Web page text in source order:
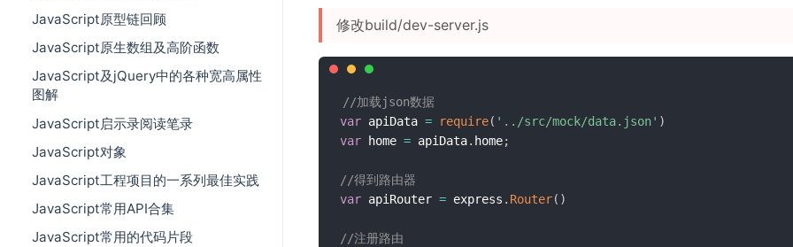
JavaScript原型链回顾
JavaScript原生数组及高阶函数
JavaScript及jQuery中的各种宽高属性
图解
JavaScript启示录阅读笔录
JavaScript对象
JavaScript工程项目的一系列最佳实践
JavaScript常用API合集
JavaScript常用的代码片段
修改build/dev-server.js
//加载json数据
var apiData = require( '../src/mock/data.json' )
var home = apiData. home;
//得到路由器
var apiRouter = express . Router( )
//注册路由